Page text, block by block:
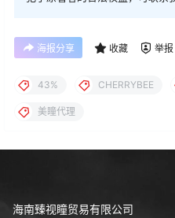
海报分享 收藏 举报
43% CHERRYBEE
美瞳代理
海南臻视瞳贸易有限公司